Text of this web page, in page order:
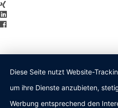
Diese Seite nutzt Website-
um ihre Dienste anzubieten,
Werbung entsprechend den